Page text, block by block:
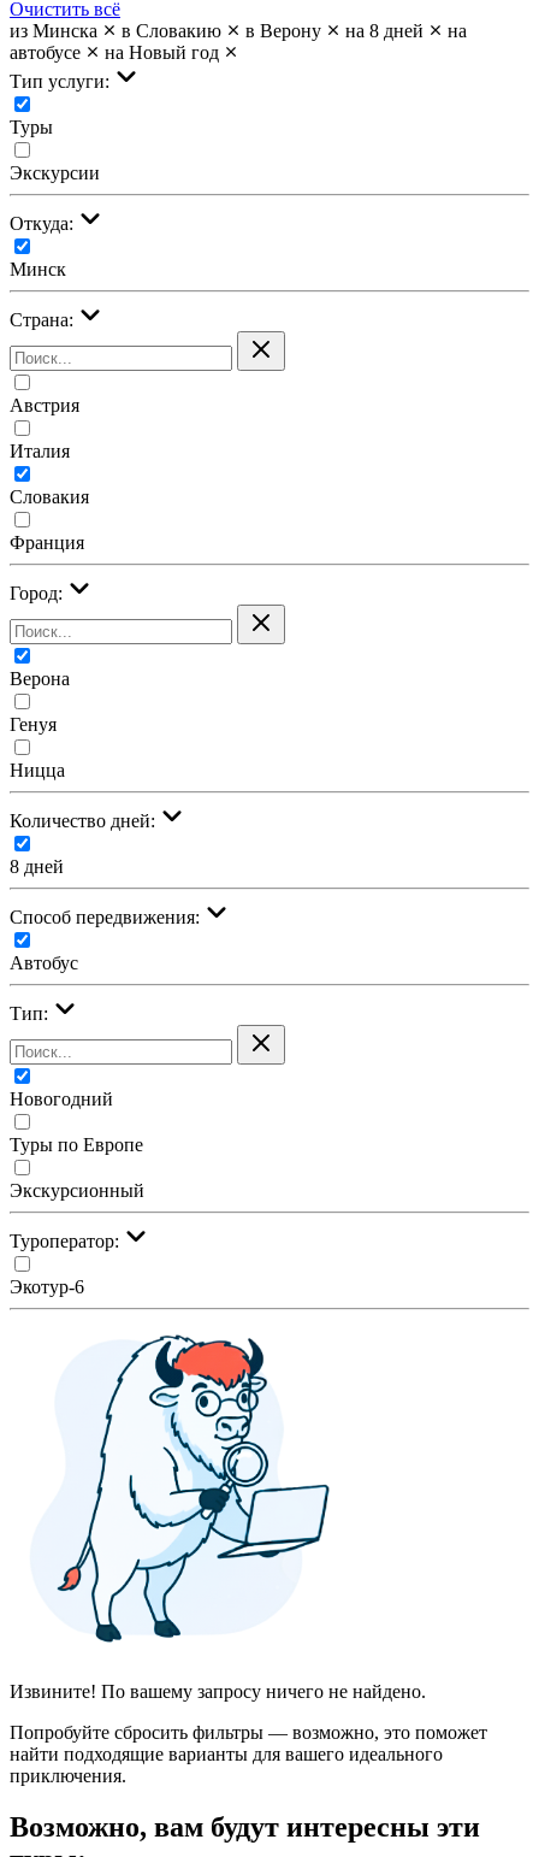
Очистить всё
из Минска
в Словакию в Верону на 8 дней
на
автобусе
на Новый год
Тип услуги:
Туры
Экскурсии
Откуда:
Минск
Страна:
Австрия
Италия
Словакия
Франция
Город:
Верона
Генуя
Ницца
Количество дней:
8 дней
Cпособ передвижения:
Автобус
Тип:
Новогодний
Туры по Европе
Экскурсионный
Туроператор:
Экотур-6
Извините! По вашему запросу ничего не найдено.
Попробуйте сбросить фильтры — возможно, это поможет
найти подходящие варианты для вашего идеального
приключения.
Возможно, вам будут интересны эти